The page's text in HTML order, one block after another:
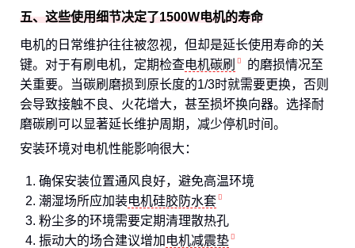
五、这些使用细节决定了1500W电机的寿命
电机的日常维护往往被忽视，但却是延长使用寿命的关
键。对于有刷电机，定期检查电机碳刷
的磨损情况至
关重要。当碳刷磨损到原长度的1/3时就需要更换，否则
会导致接触不良、火花增大，甚至损坏换向器。选择耐
磨碳刷可以显著延长维护周期，减少停机时间。
安装环境对电机性能影响很大：
确保安装位置通风良好，避免高温环境
潮湿场所应加装电机硅胶防水套
粉尘多的环境需要定期清理散热孔
振动大的场合建议增加 电机减震垫